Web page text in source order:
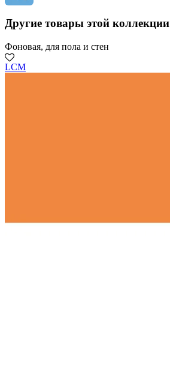
Другие товары этой коллекции
Фоновая, для пола и стен
LCM